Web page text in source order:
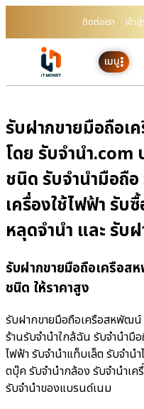
ติดต่อเรา เข้า
เมนู
รับฝากขายมือถือเ
โดย รับจํานํา.com
ชนิด รับจำนำมือถื
เครื่องใช้ไฟฟ้า รั
หลุดจำนำ และ รับ
รับฝากขายมือถือเครือส
ชนิด ให้ราคาสูง
รับฝากขายมือถือเครือสหพัฒน์
ร้านรับจํานําใกล้ฉัน รับจำนำมื
ไฟฟ้า รับจำนำแท็บเล็ต รับจำน
ตบุ๊ค รับจำนำกล้อง รับจำนำเค
รับจำนำของแบรนด์เนม